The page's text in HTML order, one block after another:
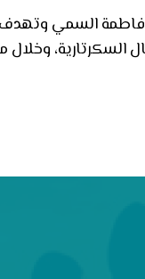
أ.فاطمة السمي وتهدف